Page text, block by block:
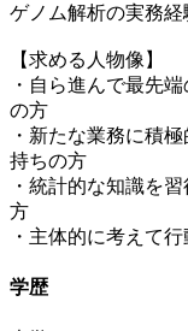
ゲノム解析の実務
【求める人物像】
・自ら進んで最先
の方
・新たな業務に積
持ちの方
・統計的な知識を
方
・主体的に考えて
学歴